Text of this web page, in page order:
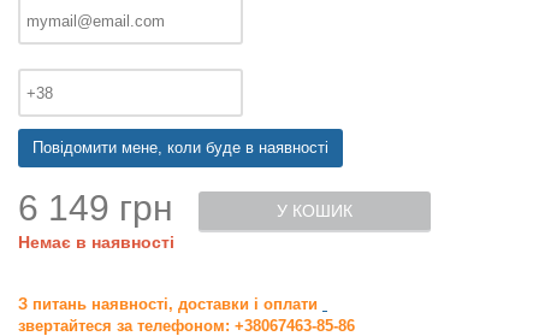
Повідомити мене, коли буде в наявності
6 149 грн
Немає в наявності
У КОШИК
З питань наявності, доставки і оплати
звертайтеся за телефоном: +38067463-85-86